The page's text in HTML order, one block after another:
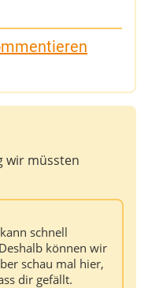
wir müssten
schnell
können wir
schau mal hier,
dir gefällt.